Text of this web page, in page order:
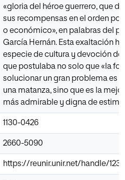
«gloria del héroe guerrero, que
sus recompensas en el orden
o económico», en palabras del
García Hernán. Esta exaltación
especie de cultura y devoción de
que postulaba no solo que «la
solucionar un gran problema es a
una matanza, sino que es la
más admirable y digna de
1130-0426
2660-5090
https://reunir.unir.net/handle/